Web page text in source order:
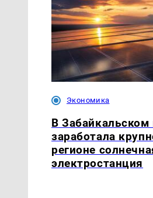
Экономика
В Забайкальском
заработала
регионе
электростанция